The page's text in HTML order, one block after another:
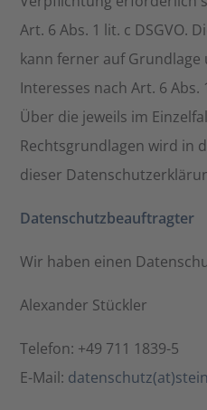
Art. 6 Abs. 1 lit. c DSGVO.
kann ferner auf
Interesses nach Art. 6 Abs.
Über die jeweils im
Rechtsgrundlagen wird in
dieser
Datenschutzbeauftragter
Wir haben einen
Alexander Stückler
Telefon: +49 711 1839-5
E-Mail: